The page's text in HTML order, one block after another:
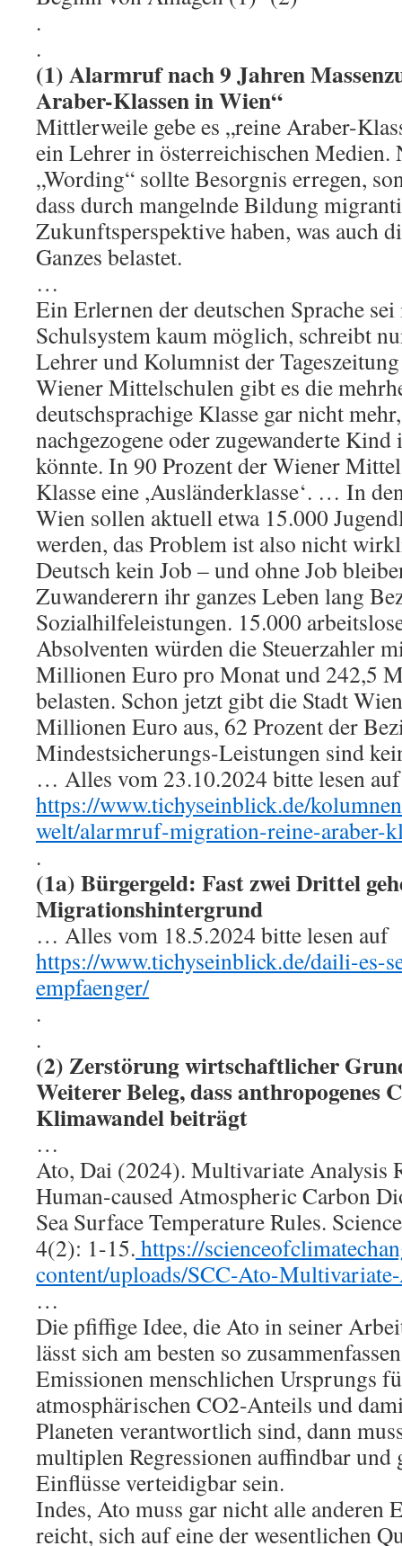
.
.
(1) Alarmruf nach 9 Jahren
Araber-Klassen in Wien“
Mittlerweile gebe es „reine Araber-
ein Lehrer in österreichischen Medien.
„Wording“ sollte Besorgnis erregen,
dass durch mangelnde Bildung
Zukunftsperspektive haben, was auch
Ganzes belastet.
…
Ein Erlernen der deutschen Sprache
Schulsystem kaum möglich, schreibt
Lehrer und Kolumnist der
Wiener Mittelschulen gibt es die
deutschsprachige Klasse gar nicht
nachgezogene oder zugewanderte
könnte. In 90 Prozent der Wiener
Klasse eine ,Ausländerklasse‘. … In
Wien sollen aktuell etwa 15.000
werden, das Problem ist also nicht
Deutsch kein Job – und ohne Job
Zuwanderern ihr ganzes Leben lang
Sozialhilfeleistungen. 15.000
Absolventen würden die Steuerzahler
Millionen Euro pro Monat und 242,5
belasten. Schon jetzt gibt die Stadt
Millionen Euro aus, 62 Prozent der
Mindestsicherungs-Leistungen sind
… Alles vom 23.10.2024 bitte lesen auf
https://www.tichyseinblick.de/
welt/alarmruf-migration-reine-araber-
.
(1a) Bürgergeld: Fast zwei Drittel
Migrationshintergrund
… Alles vom 18.5.2024 bitte lesen auf
https://www.tichyseinblick.de/daili-es-
empfaenger/
.
.
(2) Zerstörung wirtschaftlicher
Weiterer Beleg, dass anthropogenes
Klimawandel beiträgt
…
Ato, Dai (2024). Multivariate Analysis
Human-caused Atmospheric Carbon
Sea Surface Temperature Rules.
4(2): 1-15. https://
content/uploads/SCC-Ato-
…
Die pfiffige Idee, die Ato in seiner
lässt sich am besten so
Emissionen menschlichen Ursprungs
atmosphärischen CO2-Anteils und
Planeten verantwortlich sind, dann
multiplen Regressionen auffindbar und
Einflüsse verteidigbar sein.
Indes, Ato muss gar nicht alle anderen
reicht, sich auf eine der wesentlichen